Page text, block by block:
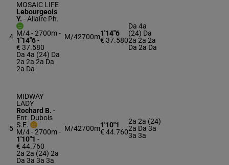
4
MOSAIC LIFE
Lebourgeois
Y. -Allaire Ph.
M/4 - 2700m-
1'14"6-
€ 37.580
Da 4a (24) Da
2a 2a 2a Da
2a Da
M/42700m1'14"6
€ 37.580
Da 4a
(24) Da
2a 2a 2a
Da 2a Da
5
MIDWAY
LADY
Rochard B. -
Ent. Dubois
S.E.
M/4 - 2700m-
1'10"1 -
€ 44.760
2a 2a (24) 2a
Da 3a 3a 3a
M/42700m1'10"1
€ 44.760
2a 2a (24)
2a Da 3a
3a 3a